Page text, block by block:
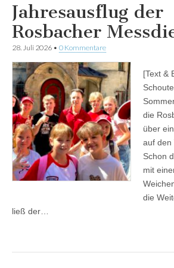
Jahresausflug der
Rosbacher
28. Juli 2026 • 0 Kommentare
[Text &
die
über
auf den
Schon
mit
die
ließ der…